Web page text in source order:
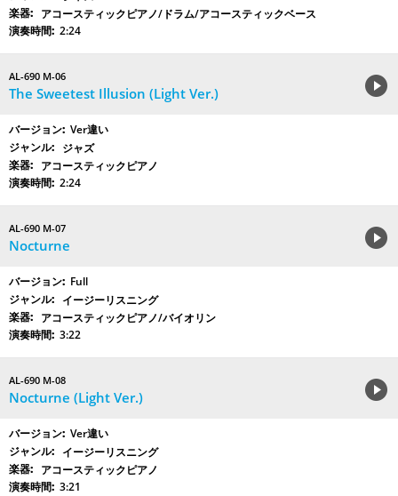
アコースティックピアノ/ドラム/アコースティックベース
2:24
AL-690 M-06
The Sweetest Illusion (Light Ver.)
Ver違い
ジャズ
アコースティックピアノ
2:24
AL-690 M-07
Nocturne
Full
イージーリスニング
アコースティックピアノ/バイオリン
3:22
AL-690 M-08
Nocturne (Light Ver.)
Ver違い
イージーリスニング
アコースティックピアノ
3:21